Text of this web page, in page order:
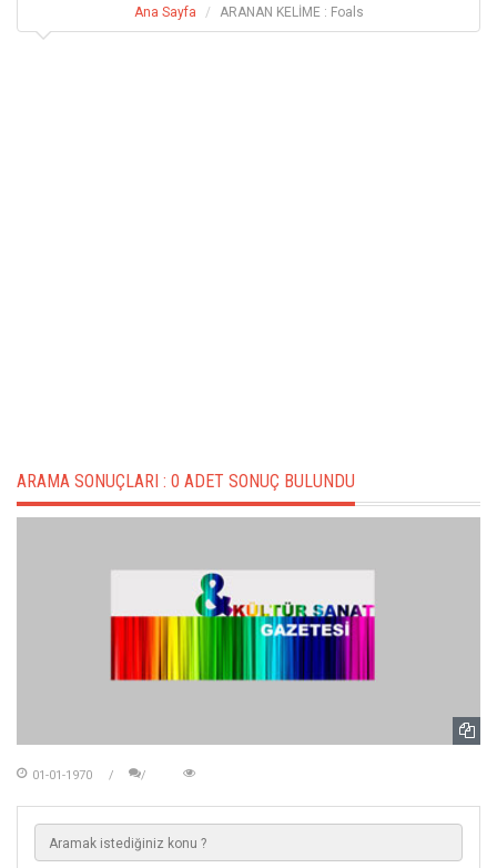
Ana Sayfa ARANAN KELİME : Foals
ARAMA SONUÇLARI : 0 ADET SONUÇ BULUNDU
01-01-1970